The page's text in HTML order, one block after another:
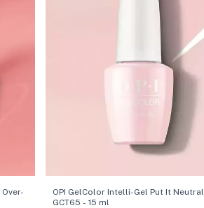
Over-
OPI GelColor Intelli-Gel Put It Neutral
GCT65 - 15 ml